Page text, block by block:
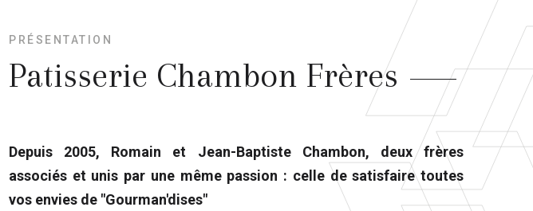
PRÉSENTATION
Patisserie Chambon Frères
Depuis 2005, Romain et Jean-Baptiste Chambon, deux frères
associés et unis par une même passion : celle de satisfaire toutes
vos envies de "Gourman'dises"